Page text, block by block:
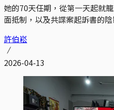
她的70天任期，從第一天起就
面抵制，以及共諜案起訴書的陰
許伯崧
2026-04-13